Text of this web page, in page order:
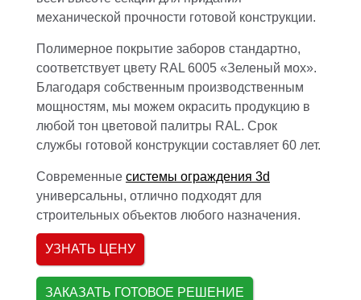
механической прочности готовой конструкции.
Полимерное покрытие заборов стандартно,
соответствует цвету RAL 6005 «Зеленый мох».
Благодаря собственным производственным
мощностям, мы можем окрасить продукцию в
любой тон цветовой палитры RAL. Срок
службы готовой конструкции составляет 60 лет.
Современные системы ограждения 3d
универсальны, отлично подходят для
строительных объектов любого назначения.
УЗНАТЬ ЦЕНУ
ЗАКАЗАТЬ ГОТОВОЕ РЕШЕНИЕ